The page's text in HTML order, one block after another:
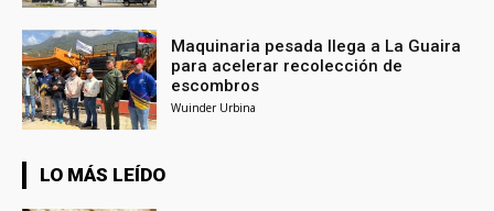
Maquinaria pesada llega a La Guaira
para acelerar recolección de
escombros
Wuinder Urbina
LO MÁS LEÍDO